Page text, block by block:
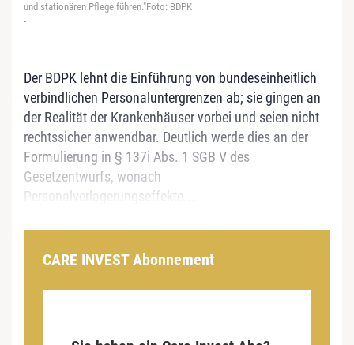
und stationären Pflege führen."Foto: BDPK
-
Der BDPK lehnt die Einführung von bundeseinheitlich
verbindlichen Personaluntergrenzen ab; sie gingen an
der Realität der Krankenhäuser vorbei und seien nicht
rechtssicher anwendbar. Deutlich werde dies an der
Formulierung in § 137i Abs. 1 SGB V des
Gesetzentwurfs, wonach
Personalverlagerungseffekte...
CARE INVEST Abonnement